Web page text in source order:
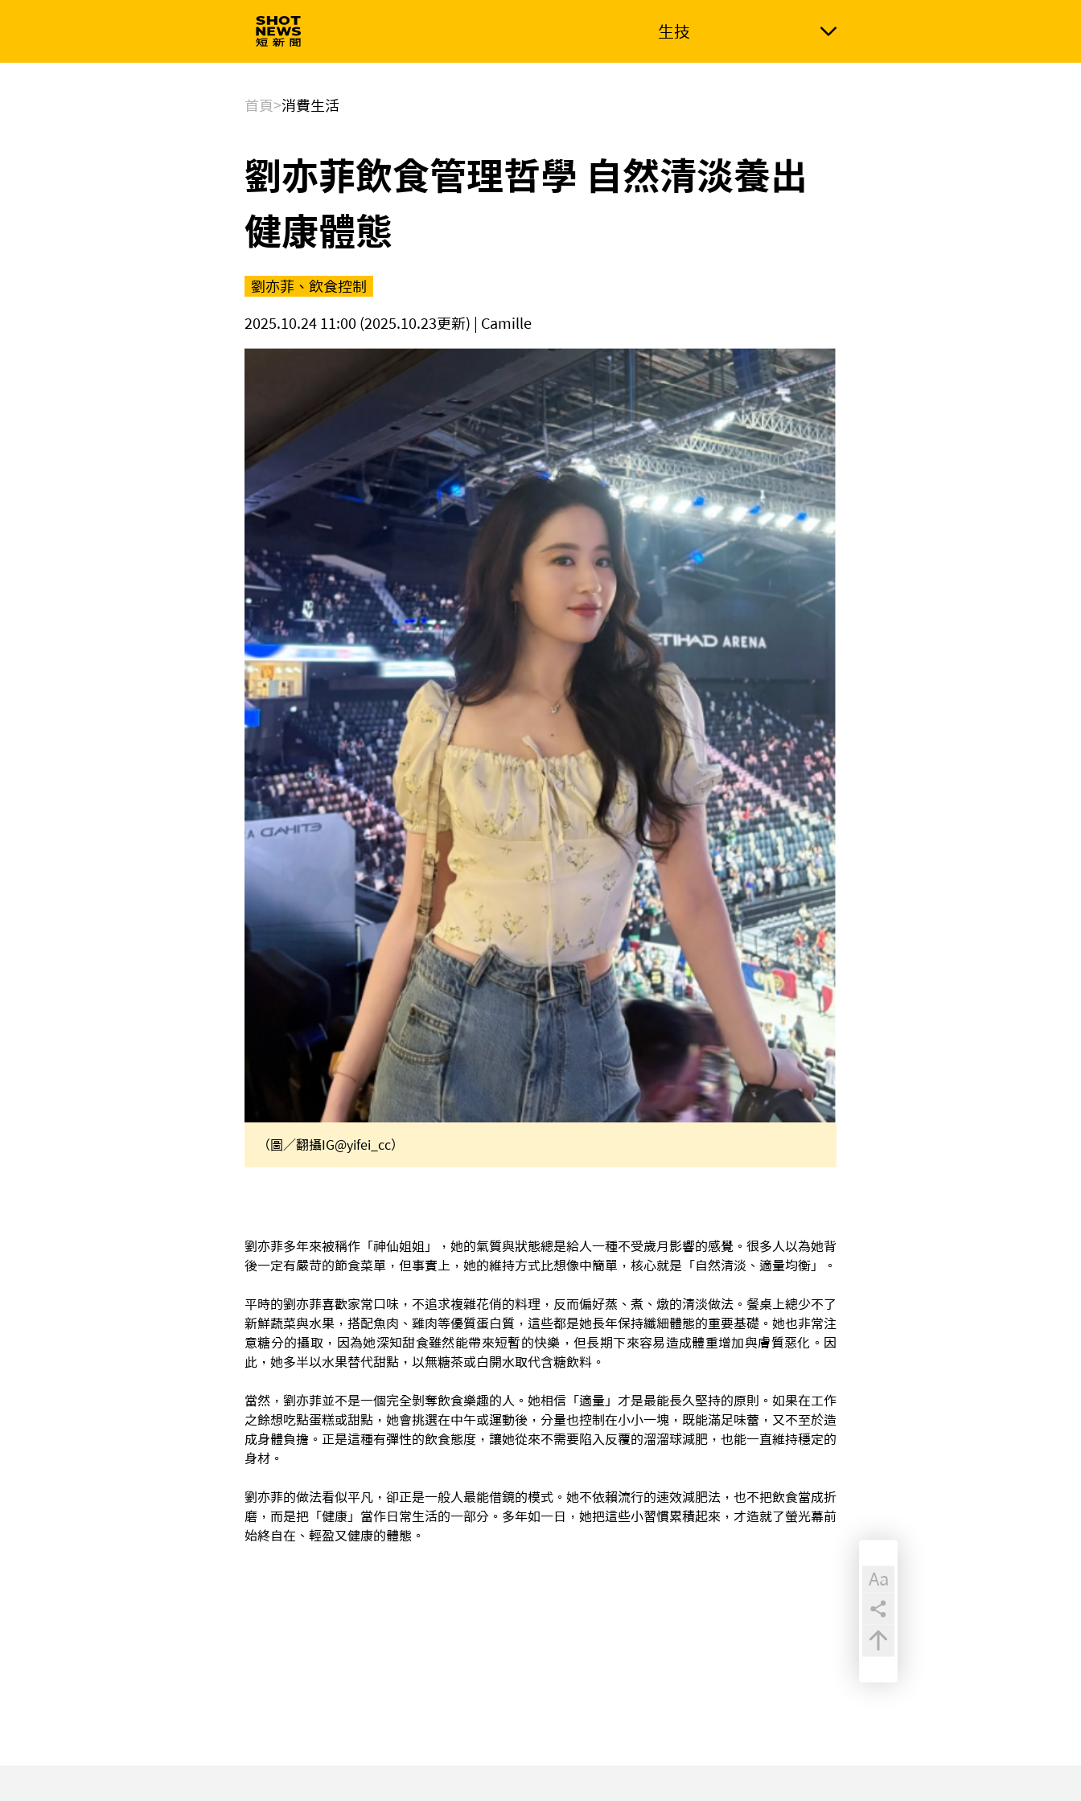
生技
首頁>消費生活
劉亦菲飲食管理哲學 自然清淡養出
健康體態
劉亦菲、飲食控制
2025.10.24 11:00 (2025.10.23更新) | Camille
（圖／翻攝IG@yifei_cc）
劉亦菲多年來被稱作「神仙姐姐」，她的氣質與狀態總是給人一種不受歲月影響的感覺。很多人以為她背
後一定有嚴苛的節食菜單，但事實上，她的維持方式比想像中簡單，核心就是「自然清淡、適量均衡」。
平時的劉亦菲喜歡家常口味，不追求複雜花俏的料理，反而偏好蒸、煮、燉的清淡做法。餐桌上總少不了
新鮮蔬菜與水果，搭配魚肉、雞肉等優質蛋白質，這些都是她長年保持纖細體態的重要基礎。她也非常注
意糖分的攝取，因為她深知甜食雖然能帶來短暫的快樂，但長期下來容易造成體重增加與膚質惡化。因
此，她多半以水果替代甜點，以無糖茶或白開水取代含糖飲料。
當然，劉亦菲並不是一個完全剝奪飲食樂趣的人。她相信「適量」才是最能長久堅持的原則。如果在工作
之餘想吃點蛋糕或甜點，她會挑選在中午或運動後，分量也控制在小小一塊，既能滿足味蕾，又不至於造
成身體負擔。正是這種有彈性的飲食態度，讓她從來不需要陷入反覆的溜溜球減肥，也能一直維持穩定的
身材。
劉亦菲的做法看似平凡，卻正是一般人最能借鏡的模式。她不依賴流行的速效減肥法，也不把飲食當成折
磨，而是把「健康」當作日常生活的一部分。多年如一日，她把這些小習慣累積起來，才造就了螢光幕前
始終自在、輕盈又健康的體態。
Aa